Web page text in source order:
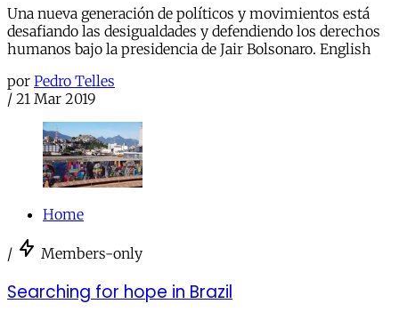
Una nueva generación de políticos y movimientos está
desafiando las desigualdades y defendiendo los derechos
humanos bajo la presidencia de Jair Bolsonaro. English
por Pedro Telles
/ 21 Mar 2019
Home
/ Members-only
Searching for hope in Brazil